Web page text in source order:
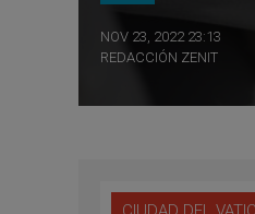
NOV 23, 2022 23:13
REDACCIÓN ZENIT